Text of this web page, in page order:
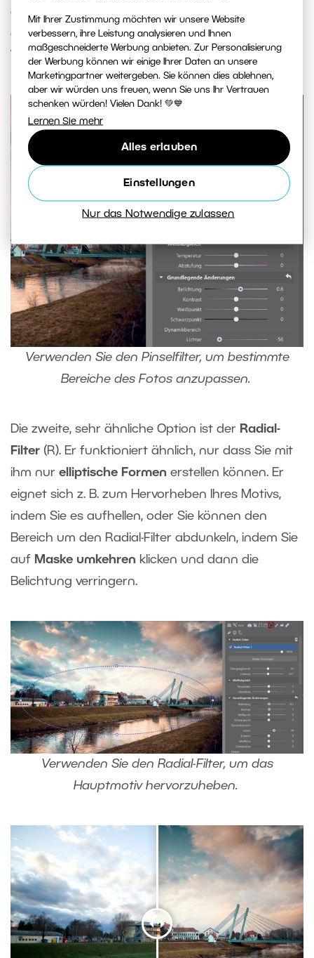
Mit Ihrer Zustimmung möchten wir unsere Website
verbessern, ihre Leistung analysieren und Ihnen
maßgeschneiderte Werbung anbieten. Zur Personalisierung
der Werbung können wir einige Ihrer Daten an unsere
Marketingpartner weitergeben. Sie können dies ablehnen,
aber wir würden uns freuen, wenn Sie uns Ihr Vertrauen
schenken würden! Vielen Dank! 💚💙
Lernen Sie mehr
Alles erlauben
Einstellungen
Nur das Notwendige zulassen
diesem Fall ist der Filter nützlich, um die Wirkung
des Verlaufsfilters abzuschwächen, der eine der
Wolken zu stark abgedunkelt hat.
Verwenden Sie den Pinselfilter, um bestimmte
Bereiche des Fotos anzupassen.
Die zweite, sehr ähnliche Option ist der Radial-
Filter (R). Er funktioniert ähnlich, nur dass Sie mit
ihm nur elliptische Formen erstellen können. Er
eignet sich z. B. zum Hervorheben Ihres Motivs,
indem Sie es aufhellen, oder Sie können den
Bereich um den Radial-Filter abdunkeln, indem Sie
auf Maske umkehren klicken und dann die
Belichtung verringern.
Verwenden Sie den Radial-Filter, um das
Hauptmotiv hervorzuheben.